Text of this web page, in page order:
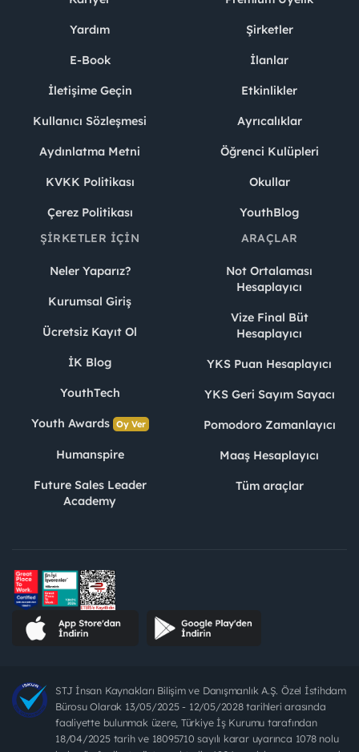
Yardım
E-Book
İletişime Geçin
Kullanıcı Sözleşmesi
Aydınlatma Metni
KVKK Politikası
Çerez Politikası
Şirketler
İlanlar
Etkinlikler
Ayrıcalıklar
Öğrenci Kulüpleri
Okullar
YouthBlog
ŞIRKETLER İÇIN
Neler Yaparız?
Kurumsal Giriş
Ücretsiz Kayıt Ol
İK Blog
YouthTech
Youth Awards Oy Ver
Humanspire
Future Sales Leader
Academy
ARAÇLAR
Not Ortalaması
Hesaplayıcı
Vize Final Büt
Hesaplayıcı
YKS Puan Hesaplayıcı
YKS Geri Sayım Sayacı
Pomodoro Zamanlayıcı
Maaş Hesaplayıcı
Tüm araçlar
STJ İnsan Kaynakları Bilişim ve Danışmanlık A.Ş. Özel İstihdam
Bürosu Olarak 13/05/2025 - 12/05/2028 tarihleri arasında
faaliyette bulunmak üzere, Türkiye İş Kurumu tarafından
18/04/2025 tarih ve 18095710 sayılı karar uyarınca 1078 nolu